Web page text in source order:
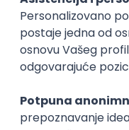
Najnoviji
inboxu